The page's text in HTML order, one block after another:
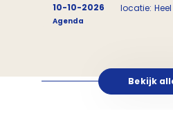
10-10-2026
Agenda
locatie:
Bekijk